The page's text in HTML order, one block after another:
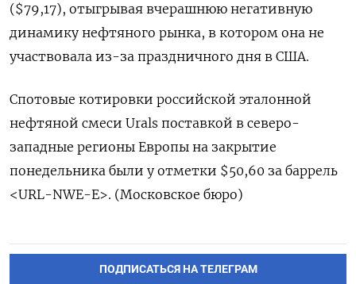
($79,17), отыгрывая вчерашнюю негативную
динамику нефтяного рынка, в котором она не
участвовала из-за праздничного дня в США.
Спотовые котировки российской эталонной
нефтяной смеси Urals поставкой в северо-
западные регионы Европы на закрытие
понедельника были у отметки $50,60 за баррель
<URL-NWE-E>. (Московское бюро)
ПОДПИСАТЬСЯ НА ТЕЛЕГРАМ